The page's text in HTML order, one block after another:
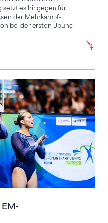
setzt es hingegen für
der Mehrkampf-
bei der ersten Übung
EM-
Mehrkampffinal